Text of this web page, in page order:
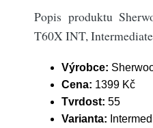
Popis produktu
T60X INT,
Výrobce:
Cena: 1399 Kč
Tvrdost: 55
Varianta: